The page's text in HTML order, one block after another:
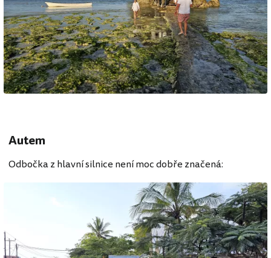
Autem
Odbočka z hlavní silnice není moc dobře značená: